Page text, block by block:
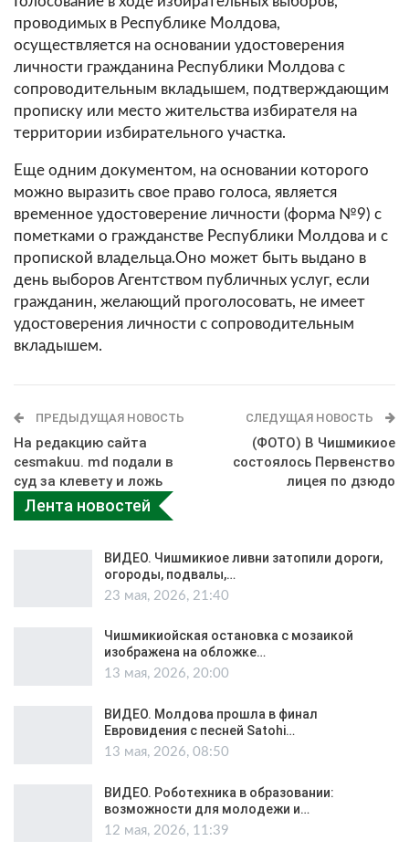
проводимых в Республике Молдова,
осуществляется на основании удостоверения
личности гражданина Республики Молдова с
сопроводительным вкладышем, подтверждающим
прописку или место жительства избирателя на
территории избирательного участка.
Еще одним документом, на основании которого
можно выразить свое право голоса, является
временное удостоверение личности (форма №9) с
пометками о гражданстве Республики Молдова и с
пропиской владельца.Оно может быть выдано в
день выборов Агентством публичных услуг, если
гражданин, желающий проголосовать, не имеет
удостоверения личности с сопроводительным
вкладышем.
ПРЕДЫДУЩАЯ НОВОСТЬ
На редакцию сайта
cesmakuu. md подали в
суд за клевету и ложь
СЛЕДУЩАЯ НОВОСТЬ
(ФОТО) В Чишмикиое
состоялось Первенство
лицея по дзюдо
Лента новостей
ВИДЕО. Чишмикиое ливни затопили дороги,
огороды, подвалы,…
23 мая, 2026, 21:40
Чишмикиойская остановка с мозаикой
изображена на обложке…
13 мая, 2026, 20:00
ВИДЕО. Молдова прошла в финал
Евровидения с песней Satohi…
13 мая, 2026, 08:50
ВИДЕО. Роботехника в образовании:
возможности для молодежи и…
12 мая, 2026, 11:39